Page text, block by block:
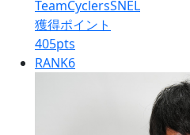
TeamCyclersSNEL
獲得ポイント
405pts
RANK6